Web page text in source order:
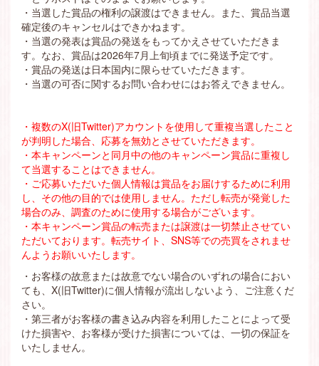
・当選した賞品の権利の譲渡はできません。また、賞品当選
確定後のキャンセルはできかねます。
・当選の発表は賞品の発送をもってかえさせていただきま
す。なお、賞品は2026年7月上旬頃までに発送予定です。
・賞品の発送は日本国内に限らせていただきます。
・当選の可否に関するお問い合わせにはお答えできません。
・複数のX(旧Twitter)アカウントを使用して重複当選したこと
が判明した場合、応募を無効とさせていただきます。
・本キャンペーンと同月中の他のキャンペーン賞品に重複し
て当選することはできません。
・ご応募いただいた個人情報は賞品をお届けするために利用
し、その他の目的では使用しません。ただし転売が発覚した
場合のみ、調査のために使用する場合がございます。
・本キャンペーン賞品の転売または譲渡は一切禁止させてい
ただいております。転売サイト、SNS等での売買をされませ
んようお願いいたします。
・お客様の故意または故意でない場合のいずれの場合におい
ても、X(旧Twitter)に個人情報が流出しないよう、ご注意くだ
さい。
・第三者がお客様の書き込み内容を利用したことによって受
けた損害や、お客様が受けた損害については、一切の保証を
いたしません。